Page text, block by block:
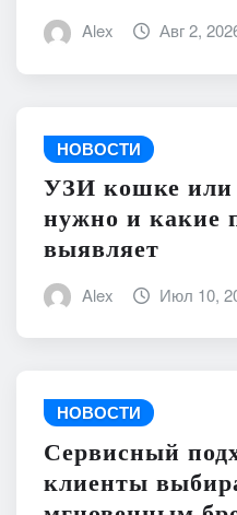
Alex Авг 2,
НОВОСТИ
УЗИ кошке или
нужно и какие
выявляет
Alex Июл 10,
НОВОСТИ
Сервисный
клиенты